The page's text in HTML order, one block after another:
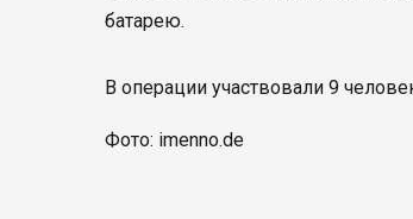
батарею.
В операции участвовали 9
Фото: imenno.de